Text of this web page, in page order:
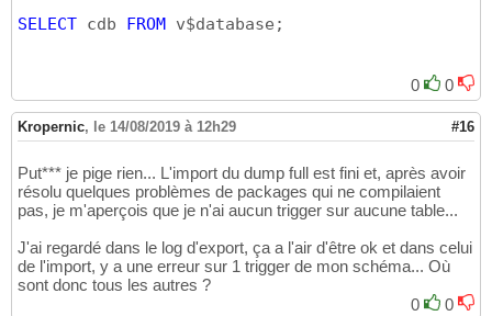
SELECT cdb FROM v$database;
0 0
Kropernic, le 14/08/2019 à 12h29 #16
Put*** je pige rien... L'import du dump full est fini et, après avoir
résolu quelques problèmes de packages qui ne compilaient
pas, je m'aperçois que je n'ai aucun trigger sur aucune table...
J'ai regardé dans le log d'export, ça a l'air d'être ok et dans celui
de l'import, y a une erreur sur 1 trigger de mon schéma... Où
sont donc tous les autres ?
0
0